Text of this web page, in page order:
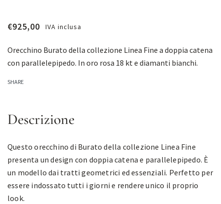
€925,00 IVA inclusa
Orecchino Burato della collezione Linea Fine a doppia catena
con parallelepipedo. In oro rosa 18 kt e diamanti bianchi.
SHARE
Descrizione
Questo orecchino di Burato della collezione Linea Fine
presenta un design con doppia catena e parallelepipedo. È
un modello dai tratti geometrici ed essenziali. Perfetto per
essere indossato tutti i giorni e rendere unico il proprio
look.